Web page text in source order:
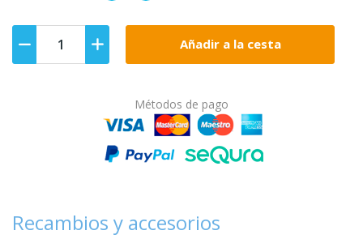
Añadir a la cesta
Métodos de pago
Recambios y accesorios